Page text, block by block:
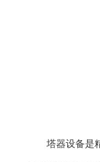
塔器设备是精